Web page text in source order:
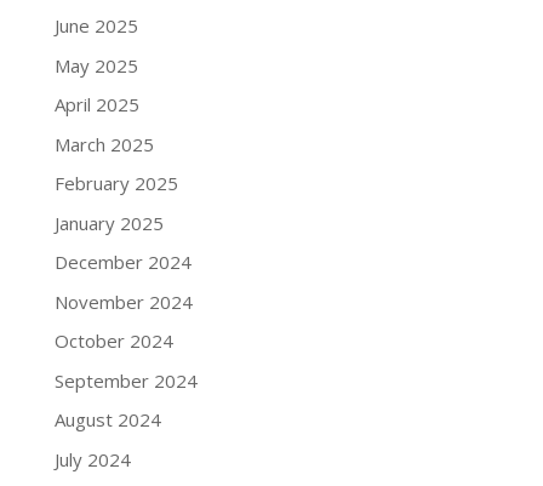
June 2025
May 2025
April 2025
March 2025
February 2025
January 2025
December 2024
November 2024
October 2024
September 2024
August 2024
July 2024